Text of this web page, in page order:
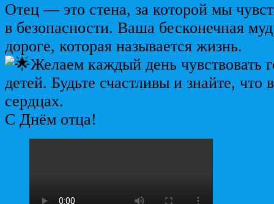
Отец — это стена, за которой мы
в безопасности. Ваша бесконечная
дороге, которая называется жизнь.
Желаем каждый день чувствовать
детей. Будьте счастливы и знайте, что
сердцах.
С Днём отца!